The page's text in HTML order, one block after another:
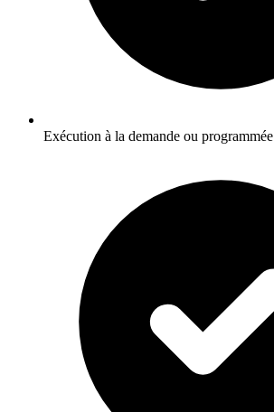
Exécution à la demande ou programmée